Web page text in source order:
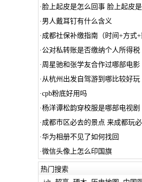
·脸上起皮是怎么回事 脸上起皮
· 男人戴耳钉有什么含义
· 成都社保补缴指南（时间+方式+
· 公对私转账是否缴纳个人所得税
· 周星驰和张学友合作过哪部电影
· 从杭州出发自驾游到哪比较好玩
·cpb粉底好用吗
·杨洋谭松韵穿校服是哪部电视剧
· 成都市区必去的景点 来成都玩
·华为相册不见了如何找回
·微信头像上怎么印国旗
热门搜索